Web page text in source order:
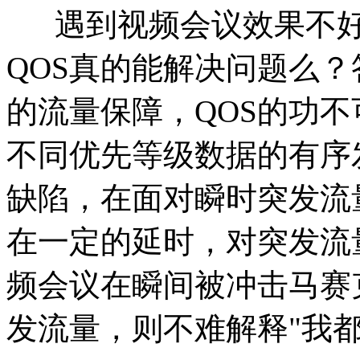
遇到视频会议效果不
QOS真的能解决问题么
的流量保障，QOS的功
不同优先等级数据的有
缺陷，在面对瞬时突发
在一定的延时，对突发
频会议在瞬间被冲击马
发流量，则不难解释"我